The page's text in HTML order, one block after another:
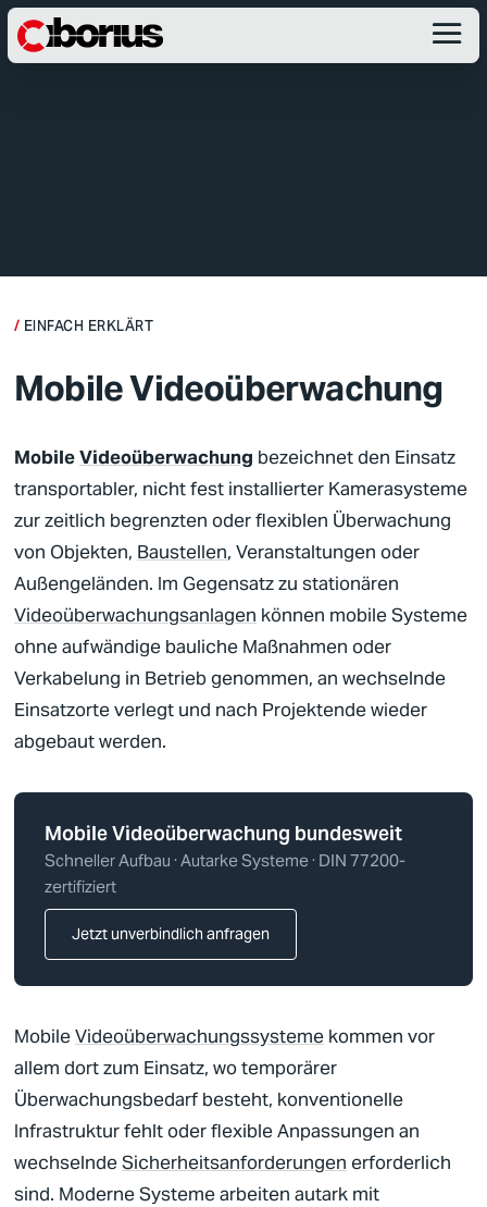
Deutsch
Englisch
EINFACH ERKLÄRT
Mobile Videoüberwachung
MobileVideoüberwachung bezeichnet den Einsatz
transportabler, nicht fest installierter Kamerasysteme
zur zeitlich begrenzten oder flexiblen Überwachung
von Objekten, Baustellen, Veranstaltungen oder
Außengeländen. Im Gegensatz zu stationären
Videoüberwachungsanlagen können mobile Systeme
ohne aufwändige bauliche Maßnahmen oder
Verkabelung in Betrieb genommen, an wechselnde
Einsatzorte verlegt und nach Projektende wieder
abgebaut werden.
MobileVideoüberwachung bundesweit
Schneller Aufbau · Autarke Systeme · DIN 77200-
zertifiziert
Jetzt unverbindlich anfragen
MobileVideoüberwachungssysteme kommen vor
allem dort zum Einsatz, wo temporärer
Überwachungsbedarf besteht, konventionelle
Infrastruktur fehlt oder flexible Anpassungen an
wechselndeSicherheitsanforderungen erforderlich
sind. Moderne Systeme arbeiten autark mit